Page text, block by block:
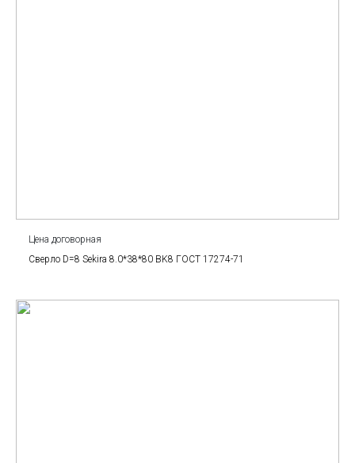
Цена договорная
Сверло D=8 Sekira 8.0*38*80 BK8 ГОСТ 17274-71